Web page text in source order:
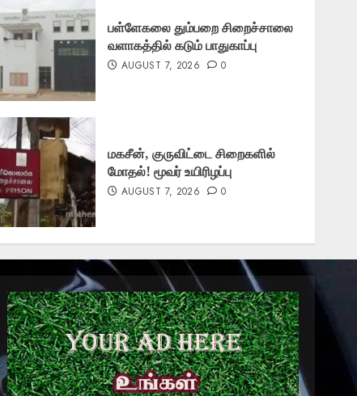
பள்ளேகலை தும்பறை சிறைச்சாலை
வளாகத்தில் கடும் பாதுகாப்பு
AUGUST 7, 2026 0
மகசீன், குருவிட்டை சிறைகளில்
மோதல்! மூவர் உயிரிழப்பு
AUGUST 7, 2026 0